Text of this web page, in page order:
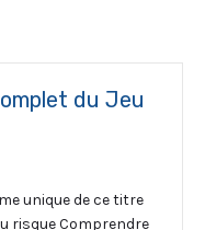
du Jeu
unique de ce titre
risque Comprendre